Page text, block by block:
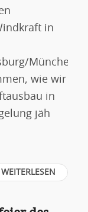
in
München,
wie wir
in
jäh
WEITERLESEN